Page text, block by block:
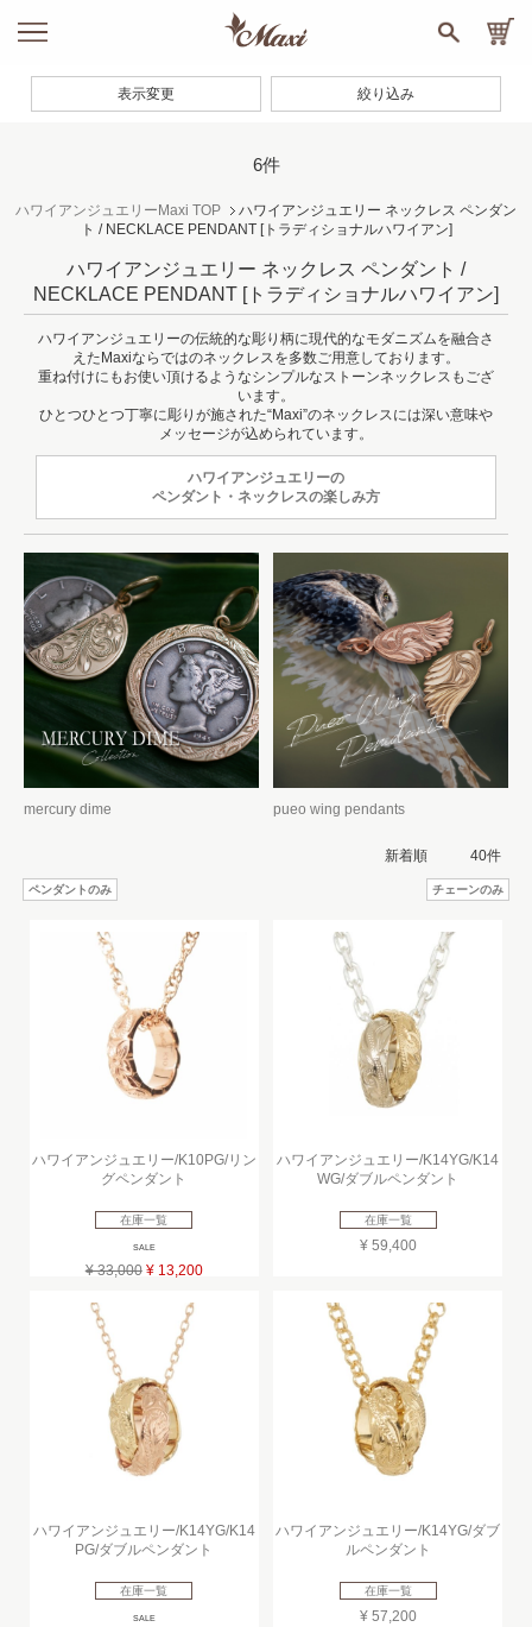
6件
ハワイアンジュエリーMaxi TOP
ハワイアンジュエリー ネックレス ペンダン
ト / NECKLACE PENDANT [トラディショナルハワイアン]
ハワイアンジュエリー ネックレス ペンダント /
NECKLACE PENDANT [トラディショナルハワイアン]
ハワイアンジュエリーの伝統的な彫り柄に現代的なモダニズムを融合さ
えたMaxiならではのネックレスを多数ご用意しております。
重ね付けにもお使い頂けるようなシンプルなストーンネックレスもござ
います。
ひとつひとつ丁寧に彫りが施された“Maxi”のネックレスには深い意味や
メッセージが込められています。
ハワイアンジュエリーの
ペンダント・ネックレスの楽しみ方
mercury dime pueo wing pendants
ペンダントのみ チェーンのみ
ハワイアンジュエリー/K10PG/リン
グペンダント
在庫一覧
SALE
¥ 33,000 ¥ 13,200
ハワイアンジュエリー/K14YG/K14
WG/ダブルペンダント
在庫一覧
¥ 59,400
ハワイアンジュエリー/K14YG/K14
PG/ダブルペンダント
在庫一覧
SALE
ハワイアンジュエリー/K14YG/ダブ
ルペンダント
在庫一覧
¥ 57,200
表示変更 絞り込み